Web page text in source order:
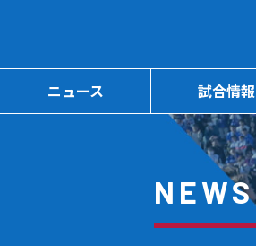
ニュース 試合情報
NEWS